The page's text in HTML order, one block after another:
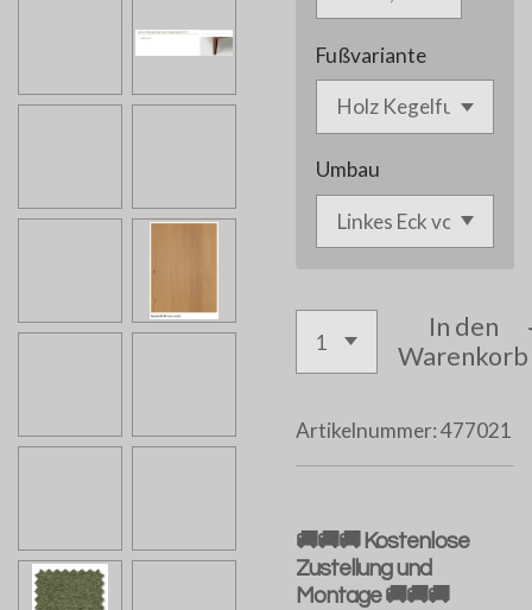
Fußvariante
Umbau
In den
Warenkorb
Artikelnummer:477021
🚚🚚🚚 Kostenlose
Zustellung und
Montage 🚚🚚🚚